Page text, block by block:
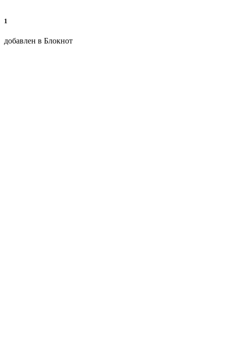
1
добавлен в Блокнот